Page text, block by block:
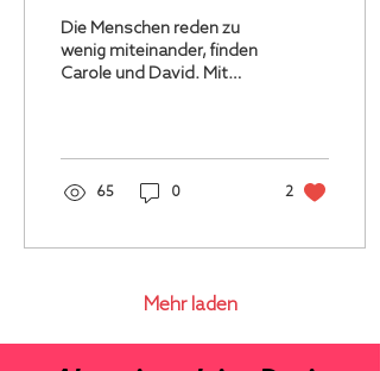
hundert Artikel
Die Menschen reden zu
wenig miteinander, finden
Carole und David. Mit
65 0 2
Mehr laden